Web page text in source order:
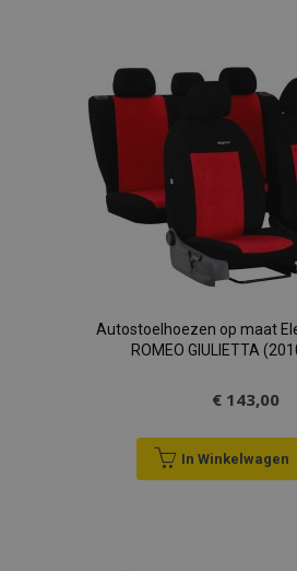
Autostoelhoezen op maat
ROMEO GIULIETTA
€ 143,00
In Winkelwagen